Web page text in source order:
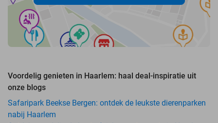
Voordelig genieten in Haarlem: haal deal-inspiratie uit
onze blogs
Safaripark Beekse Bergen: ontdek de leukste dierenparken
nabij Haarlem